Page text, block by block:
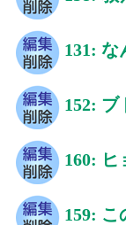
131: な
152: ブ
160: ヒ
159: こ